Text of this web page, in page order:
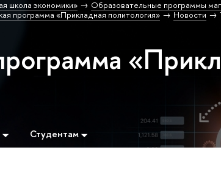
школа экономики»
Образовательные программы
программа «Прикладная политология» Новости
Студентам